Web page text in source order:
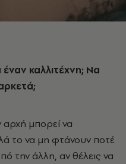
αρχή μπορεί να
το να μη φτάνουν ποτέ
την άλλη, αν θέλεις να